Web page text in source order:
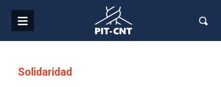
Solidaridad